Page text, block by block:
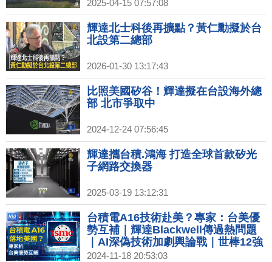
2025-04-15 07:57:08
輝達北士科後再擴點？黃仁勳擬於台
北設第二總部
2026-01-30 13:17:43
比照美國矽谷！輝達擬在台設海外總
部 北市爭取中
2024-12-24 07:56:45
輝達攜台積.鴻海 打造全球首款矽光
子網路交換器
2025-03-19 13:12:31
台積電A16技術赴美？專家：台美優
勢互補｜輝達Blackwell傳過熱問題
｜AI深偽技術加劇輿論戰｜世棒12強
賽火熱 台北東區迎2億商機
2024-11-18 20:53:03